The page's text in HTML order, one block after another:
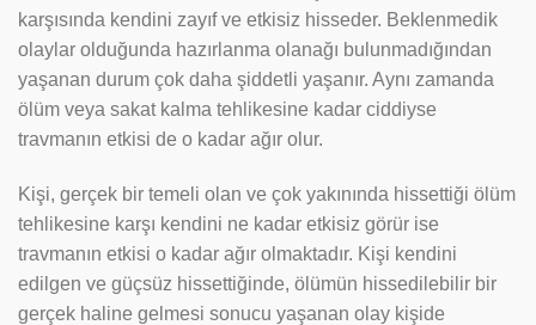
karşısında kendini zayıf ve etkisiz hisseder. Beklenmedik
olaylar olduğunda hazırlanma olanağı bulunmadığından
yaşanan durum çok daha şiddetli yaşanır. Aynı zamanda
ölüm veya sakat kalma tehlikesine kadar ciddiyse
travmanın etkisi de o kadar ağır olur.
Kişi, gerçek bir temeli olan ve çok yakınında hissettiği ölüm
tehlikesine karşı kendini ne kadar etkisiz görür ise
travmanın etkisi o kadar ağır olmaktadır. Kişi kendini
edilgen ve güçsüz hissettiğinde, ölümün hissedilebilir bir
gerçek haline gelmesi sonucu yaşanan olay kişide